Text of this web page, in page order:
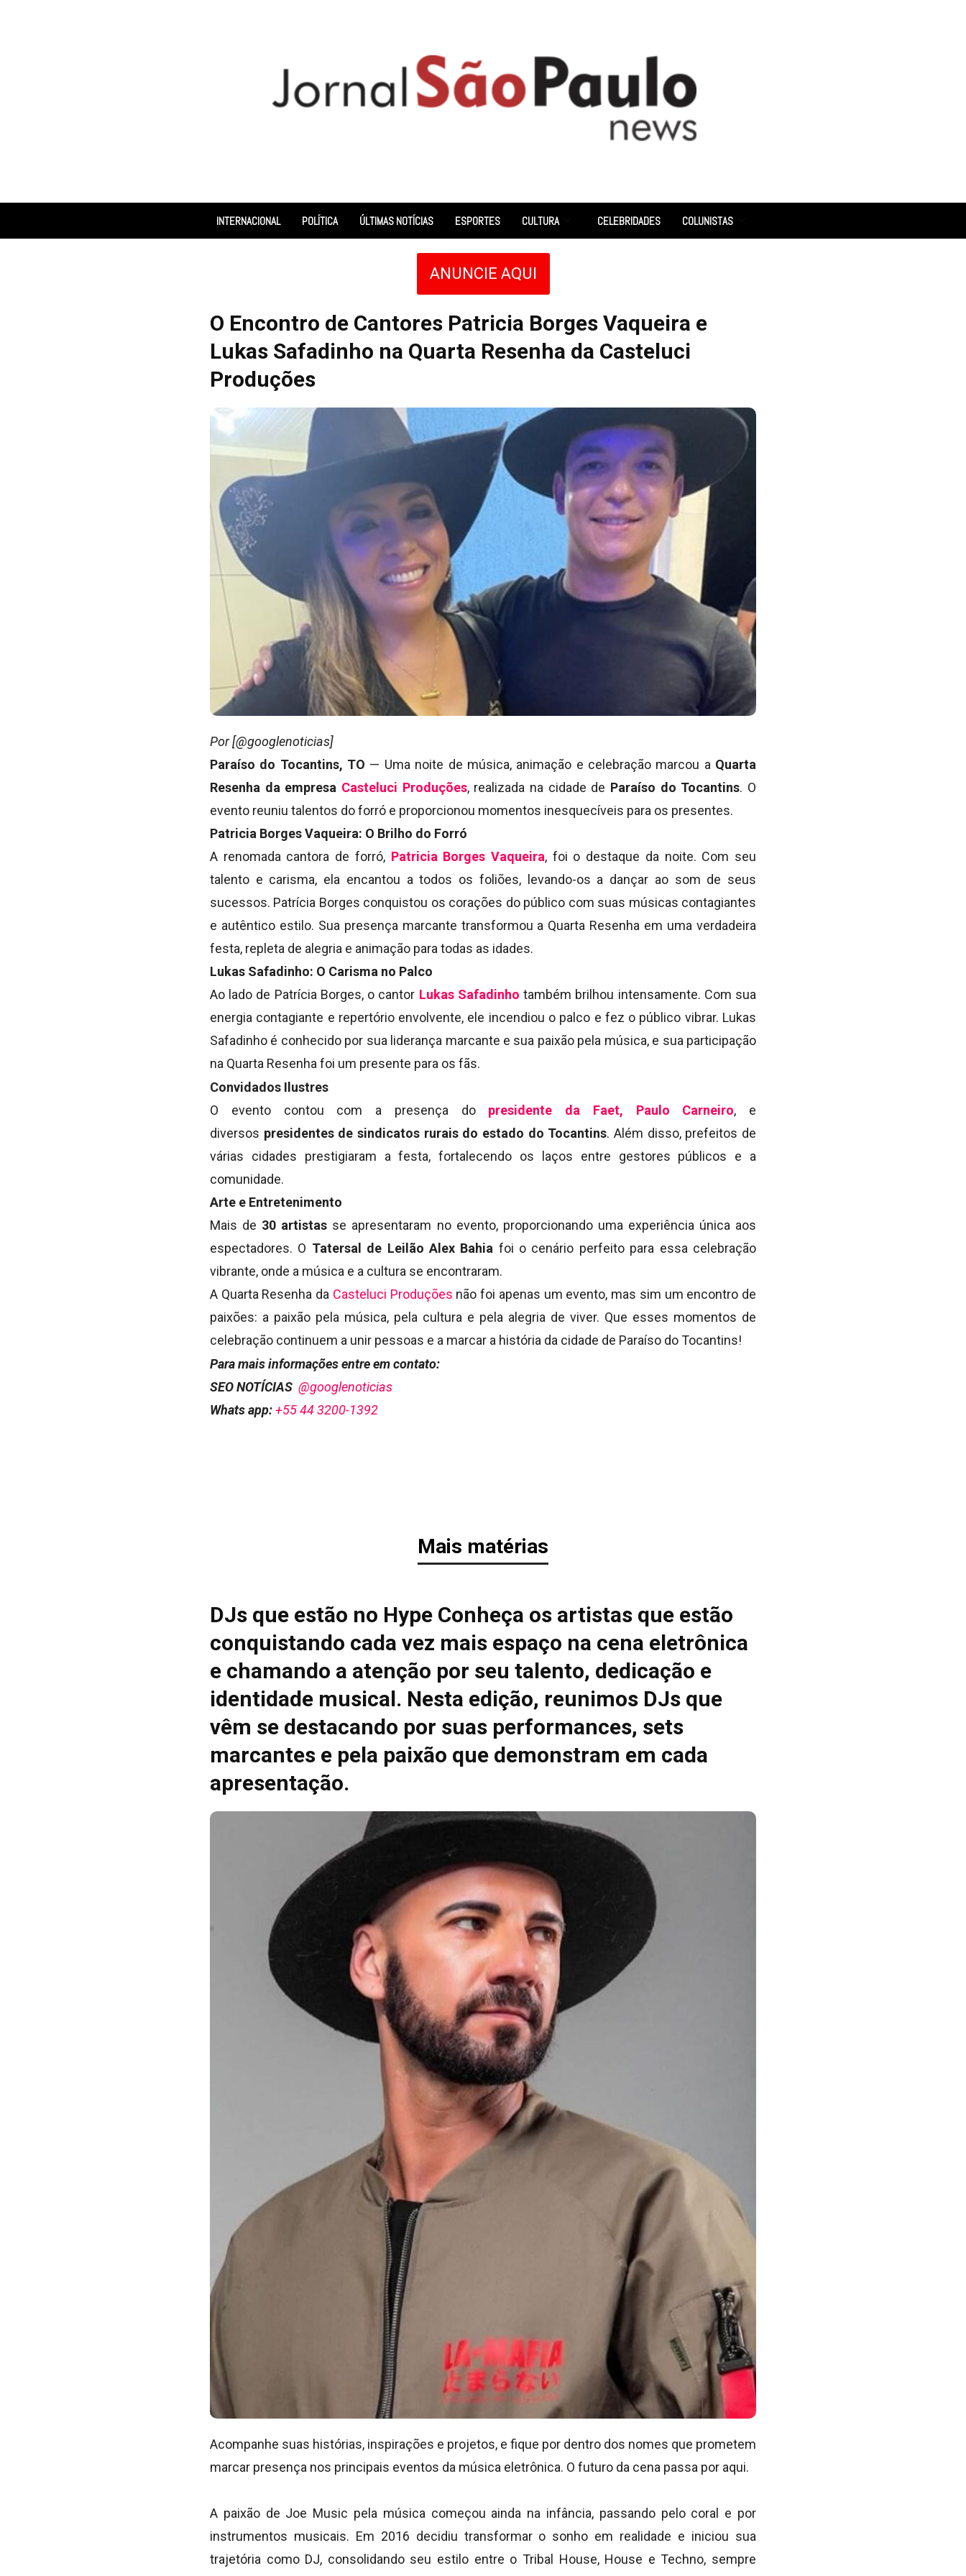
INTERNACIONAL POLÍTICA ÚLTIMAS NOTÍCIAS ESPORTES CULTURA CELEBRIDADES COLUNISTAS
ANUNCIE AQUI
O Encontro de Cantores Patricia Borges Vaqueira e
Lukas Safadinho na Quarta Resenha da Casteluci
Produções
Por [@googlenoticias]
Paraíso do Tocantins, TO — Uma noite de música, animação e celebração marcou a Quarta
Resenha da empresa Casteluci Produções, realizada na cidade de Paraíso do Tocantins. O
evento reuniu talentos do forró e proporcionou momentos inesquecíveis para os presentes.
Patricia Borges Vaqueira: O Brilho do Forró
A renomada cantora de forró, Patricia Borges Vaqueira, foi o destaque da noite. Com seu
talento e carisma, ela encantou a todos os foliões, levando-os a dançar ao som de seus
sucessos. Patrícia Borges conquistou os corações do público com suas músicas contagiantes
e autêntico estilo. Sua presença marcante transformou a Quarta Resenha em uma verdadeira
festa, repleta de alegria e animação para todas as idades.
Lukas Safadinho: O Carisma no Palco
Ao lado de Patrícia Borges, o cantor Lukas Safadinhotambém brilhou intensamente. Com sua
energia contagiante e repertório envolvente, ele incendiou o palco e fez o público vibrar. Lukas
Safadinho é conhecido por sua liderança marcante e sua paixão pela música, e sua participação
na Quarta Resenha foi um presente para os fãs.
Convidados Ilustres
O evento contou com a presença do presidente da Faet, Paulo Carneiro, e
diversos presidentes de sindicatos rurais do estado do Tocantins. Além disso, prefeitos de
várias cidades prestigiaram a festa, fortalecendo os laços entre gestores públicos e a
comunidade.
Arte e Entretenimento
Mais de 30 artistas se apresentaram no evento, proporcionando uma experiência única aos
espectadores. O Tatersal de Leilão Alex Bahia foi o cenário perfeito para essa celebração
vibrante, onde a música e a cultura se encontraram.
A Quarta Resenha da Casteluci Produções não foi apenas um evento, mas sim um encontro de
paixões: a paixão pela música, pela cultura e pela alegria de viver. Que esses momentos de
celebração continuem a unir pessoas e a marcar a história da cidade de Paraíso do Tocantins!
Para mais informações entre em contato:
SEO NOTÍCIAS @googlenoticias
Whats app:+55 44 3200-1392
Mais matérias
DJs que estão no Hype Conheça os artistas que estão
conquistando cada vez mais espaço na cena eletrônica
e chamando a atenção por seu talento, dedicação e
identidade musical. Nesta edição, reunimos DJs que
vêm se destacando por suas performances, sets
marcantes e pela paixão que demonstram em cada
apresentação.
Acompanhe suas histórias, inspirações e projetos, e fique por dentro dos nomes que prometem
marcar presença nos principais eventos da música eletrônica. O futuro da cena passa por aqui.
A paixão de Joe Music pela música começou ainda na infância, passando pelo coral e por
instrumentos musicais. Em 2016 decidiu transformar o sonho em realidade e iniciou sua
trajetória como DJ, consolidando seu estilo entre o Tribal House, House e Techno, sempre